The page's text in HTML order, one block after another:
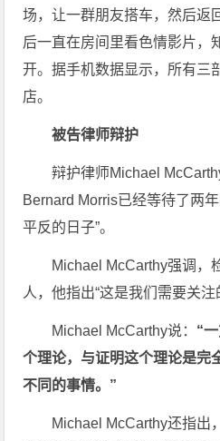
场，让一群朋友搭车，然后返
后一直在房间里看色情影片，
开。据手机数据显示，所有三
店。
被告律师辩护
辩护律师Michael
Bernard Morris已经等待了两
平反的日子”。
Michael McCarthy强调，
人，他指出“这是我们需要关注
Michael McCarthy说： “
个理论，与证明这个理论是完
不同的事情。”
Michael McCarthy还指出